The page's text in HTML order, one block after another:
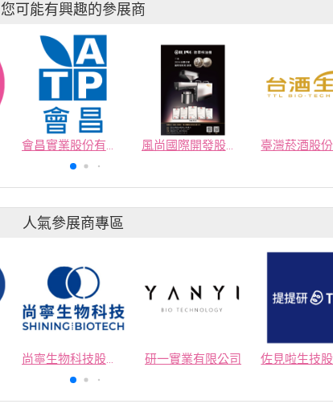
您可能有興趣的參展商
會昌實業股份有限公司 風尚國際開發股份有限公司
人氣參展商專區
尚寧生物科技股份有限公司 研一實業有限公司